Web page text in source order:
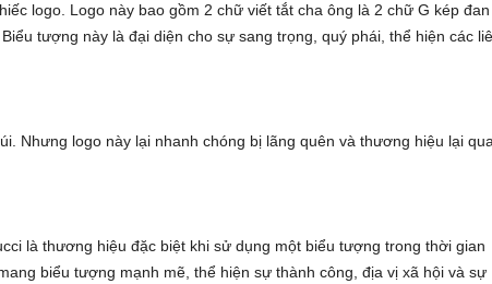
logo. Logo này bao gồm 2 chữ viết tắt cha ông là 2 chữ G kép đan
tượng này là đại diện cho sự sang trọng, quý phái, thể hiện các
Nhưng logo này lại nhanh chóng bị lãng quên và thương hiệu lại
là thương hiệu đặc biệt khi sử dụng một biểu tượng trong thời gian
biểu tượng mạnh mẽ, thể hiện sự thành công, địa vị xã hội và sự